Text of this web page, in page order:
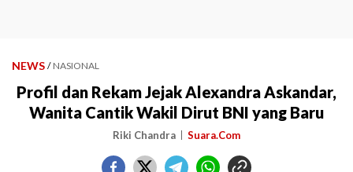
NEWS / NASIONAL
Profil dan Rekam Jejak Alexandra Askandar,
Wanita Cantik Wakil Dirut BNI yang Baru
Riki Chandra Suara.Com